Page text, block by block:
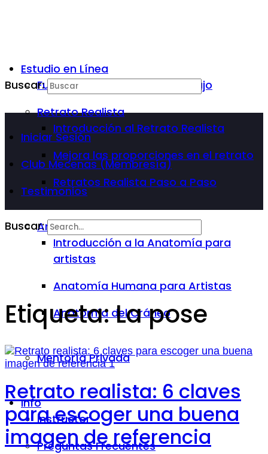
Estudio en Línea
Fundamentos Básicos del Dibujo
Retrato Realista
Introducción al Retrato Realista
Mejora las proporciones en el retrato
Retratos Realista Paso a Paso
Anatomía Para Artista
Introducción a la Anatomía para
artistas
Anatomía Humana para Artistas
Anatomía del Cráneo
Mentoría Privada
Info
Instructor
Preguntas Frecuentes
Buscar:
Iniciar Sesión
Club Mecenas (Membresía)
Testimonios
Buscar:
Etiqueta:La pose
Retrato realista: 6 claves
para escoger una buena
imagen de referencia